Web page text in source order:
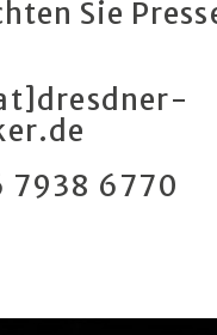
Sie
7938 6770